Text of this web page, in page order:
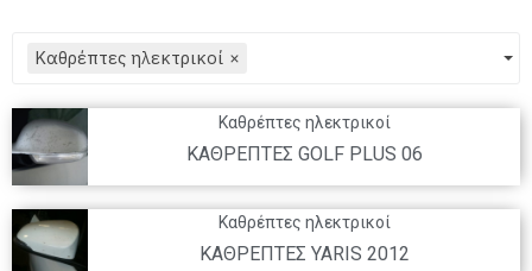
Καθρέπτες ηλεκτρικοί ×
Καθρέπτες ηλεκτρικοί
KAΘΡΕΠΤΕΣ GOLF PLUS 06
Καθρέπτες ηλεκτρικοί
KAΘΡΕΠΤΕΣ YARIS 2012